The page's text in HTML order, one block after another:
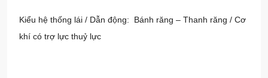
Kiểu hệ thống lái / Dẫn động: Bánh răng – Thanh răng / Cơ
khí có trợ lực thuỷ lực